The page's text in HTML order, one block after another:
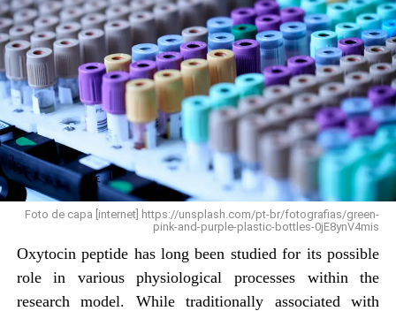
Ver essa foto no Instagram
Um post compartilhado por Governo do Acre (@governo.acre)
Foto de capa [internet] https://unsplash.com/pt-br/fotografias/green-
pink-and-purple-plastic-bottles-0jE8ynV4mis
Oxytocin peptide has long been studied for its possible
role in various physiological processes within the
research model. While traditionally associated with